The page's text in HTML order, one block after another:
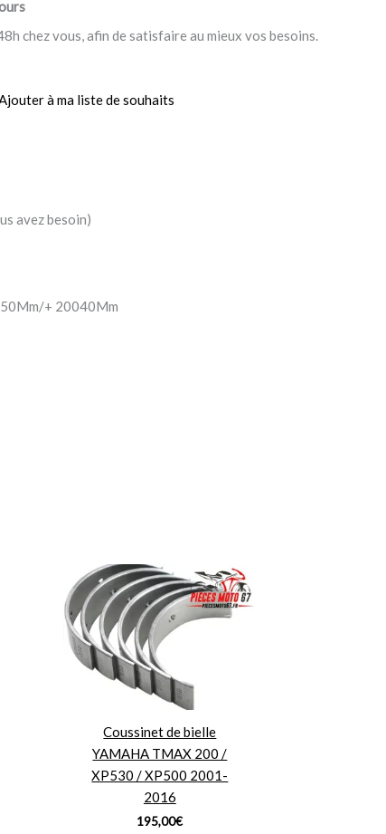
chez vous, afin de satisfaire au mieux vos besoins.
à ma liste de souhaits
avez besoin)
+ 20040Mm
Coussinet de bielle
YAMAHA TMAX 200 /
XP530 / XP500 2001-
2016
195,00€